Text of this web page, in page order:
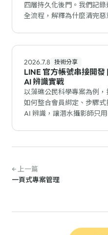
四層持久化後門。我們記
全流程，解釋為什麼清完
2026.7.8 技術分享
LINE 官方帳號串接開
AI 辨識實戰
以藻礁公民科學專案為例
如何整合會員綁定、步驟式
AI 辨識，讓潛水攝影師只
← 上一篇
一頁式專案管理